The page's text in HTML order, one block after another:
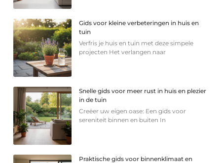
Gids voor kleine verbeteringen in huis en
tuin
Verfris je huis en tuin met deze simpele
projecten Het verlangen naar
Snelle gids voor meer rust in huis en plezier
in de tuin
Creëer uw eigen oase: Een gids voor
sereniteit binnen en buiten In
Praktische gids voor binnenklimaat en